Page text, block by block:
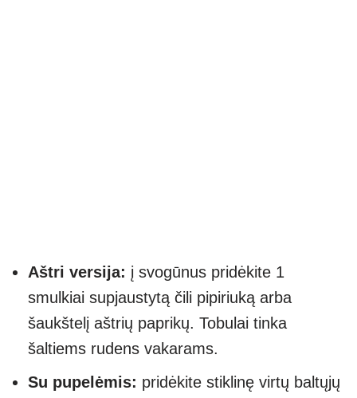
Aštri versija: į svogūnus pridėkite 1
smulkiai supjaustytą čili pipiriuką arba
šaukštelį aštrių paprikų. Tobulai tinka
šaltiems rudens vakarams.
Su pupelėmis: pridėkite stiklinę virtų baltųjų